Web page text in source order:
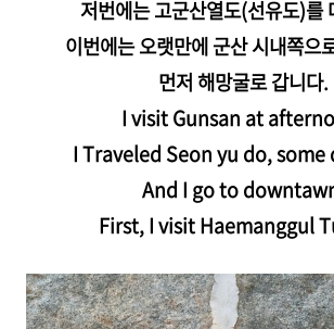
저번에는 고군산열도(선유도)를
이번에는 오랫만에 군산 시내쪽으
먼저 해망굴로 갑니다.
I visit Gunsan at
I Traveled Seon yu do, some
And I go to
First, I visit Haemanggul